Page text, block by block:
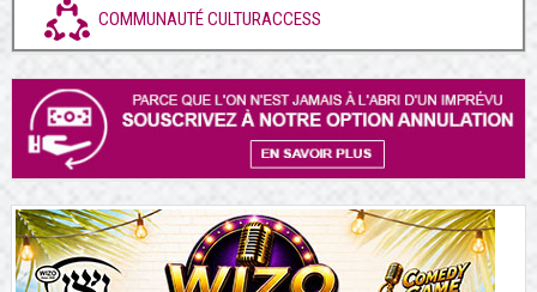
COMMUNAUTÉ CULTURACCESS